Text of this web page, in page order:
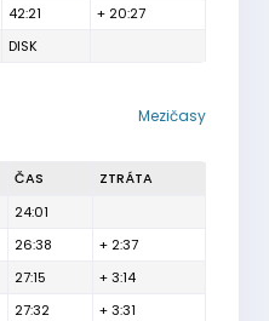
42:21
+ 20:27
DISK
Mezičasy
ČAS
ZTRÁTA
24:01
26:38
+ 2:37
27:15
+ 3:14
27:32
+ 3:31